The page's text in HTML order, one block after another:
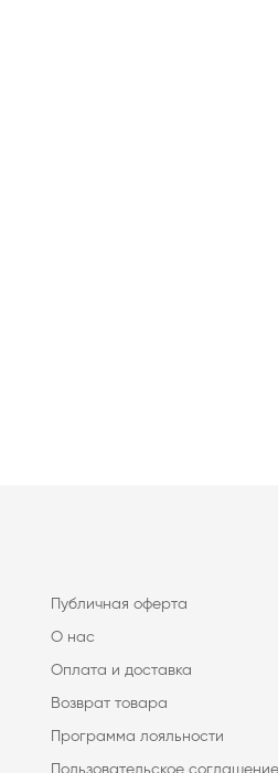
Публичная оферта
О нас
Оплата и доставка
Возврат товара
Программа лояльности
Пользовательское соглашение